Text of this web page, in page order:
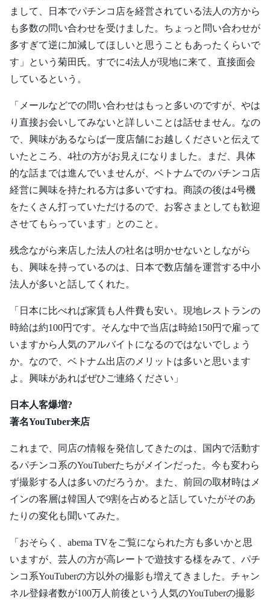
まして、日本でパチンコ店を経営されている法人の方から
も多数の問い合わせを受けました。ちょっと問い合わせが
多すぎて逆に加減してほしいと思うこともあったくらいで
す」という菊田氏。すでに4法人が現地に来て、直接面会
しているという。
「メールなどでの問い合わせはもっと多いのですが、やは
り直接お会いしてみないと詳しいことは話せません。なの
で、興味があるならば一度店舗にお越しくださいと伝えて
いたところ、4社の方がお見えになりました。まだ、具体
的な話までは進んでいませんが、ベトナムでのパチンコ店
経営に興味を持たれる方は多いですね。商談の後は4号機
をたくさん打っていただけるので、お客さまとしても歓迎
させてもらっています」とのこと。
残念ながら来店した法人の社名は明かせないとしながら
も、興味を持っているのは、日本で数店舗を運営する中小
法人が多いと話してくれた。
「日本に比べれば家賃も人件費も安い。現地レストランの
時給は約100円です。そんな中で当店は時給150円で雇って
いますから人気のアルバイトになるのではないでしょう
か。なので、ベトナム出店のメリットは多いと思います
よ。興味があればぜひご連絡ください」
日本人客爆増?
著名YouTuber来店
これまで、同店の情報を発信してきたのは、国内で活動す
るパチンコ系のYouTuberたちがメインだった。今も変わら
ず撮影する人は多いのだろうか。また、前回の取材時はメ
インの客層は韓国人で9割を占めると話していたがそのあ
たりの変化も聞いてみた。
「おそらく、abema TVをご覧になられた方も多いかと思
いますが、芸人の方が高レートで遊技する様をみて、パチ
ンコ系YouTuberの方以外の撮影も増えてきました。チャン
ネル登録者数が100万人前後という人気のYouTuberの撮影